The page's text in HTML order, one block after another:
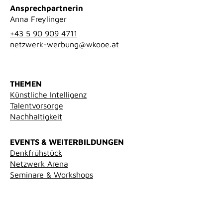
Ansprechpartnerin
Anna Freylinger
+43 5 90 909 4711
netzwerk-werbung@wkooe.at
THEMEN
Künstliche Intelligenz
Talentvorsorge
Nachhaltigkeit
EVENTS & WEITERBILDUNGEN
Denkfrühstück
Netzwerk Arena
Seminare & Workshops